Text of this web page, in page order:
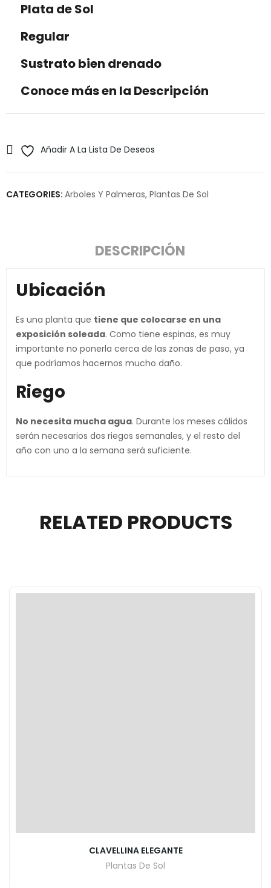
Plata de Sol
Regular
Sustrato bien drenado
Conoce más en la Descripción
Añadir A La Lista De Deseos
CATEGORIES: Arboles Y Palmeras, Plantas De Sol
DESCRIPCIÓN
Ubicación
Es una planta que tiene que colocarse en una
exposición soleada. Como tiene espinas, es muy
importante no ponerla cerca de las zonas de paso, ya
que podríamos hacernos mucho daño.
Riego
No necesita mucha agua. Durante los meses cálidos
serán necesarios dos riegos semanales, y el resto del
año con uno a la semana será suficiente.
RELATED PRODUCTS
CLAVELLINA ELEGANTE
Plantas De Sol